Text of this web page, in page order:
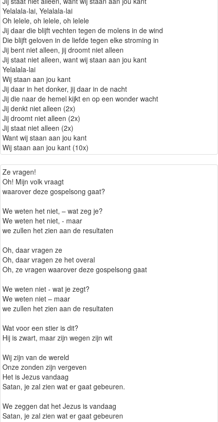
Yelalala-lai, Yelalala-lai
Oh lelele, oh lelele, oh lelele
Jij daar die blijft vechten tegen de molens in de wind
Die blijft geloven in de liefde tegen elke stroming in
Jij bent niet alleen, jij droomt niet alleen
Jij staat niet alleen, want wij staan aan jou kant
Yelalala-lai
Wij staan aan jou kant
Jij daar in het donker, jij daar in de nacht
Jij die naar de hemel kijkt en op een wonder wacht
Jij denkt niet alleen (2x)
Jij droomt niet alleen (2x)
Jij staat niet alleen (2x)
Want wij staan aan jou kant
Wij staan aan jou kant (10x)
Ze vragen!
Oh! Mijn volk vraagt
waarover deze gospelsong gaat?
We weten het niet, – wat zeg je?
We weten het niet, - maar
we zullen het zien aan de resultaten
Oh, daar vragen ze
Oh, daar vragen ze het overal
Oh, ze vragen waarover deze gospelsong gaat
We weten niet - wat je zegt?
We weten niet – maar
we zullen het zien aan de resultaten
Wat voor een stier is dit?
Hij is zwart, maar zijn wegen zijn wit
Wij zijn van de wereld
Onze zonden zijn vergeven
Het is Jezus vandaag
Satan, je zal zien wat er gaat gebeuren.
We zeggen dat het Jezus is vandaag
Satan, je zal zien wat er gaat gebeuren